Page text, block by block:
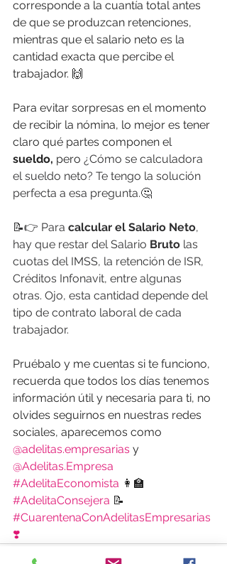
corresponde a la cuantía total antes
de que se produzcan retenciones,
mientras que el salario neto es la
cantidad exacta que percibe el
trabajador. 🙌
Para evitar sorpresas en el momento
de recibir la nómina, lo mejor es tener
claro qué partes componen el
sueldo, pero ¿Cómo se calculadora
el sueldo neto? Te tengo la solución
perfecta a esa pregunta.🤔
📝👉 Para calcular el Salario Neto,
hay que restar del Salario Bruto las
cuotas del IMSS, la retención de ISR,
Créditos Infonavit, entre algunas
otras. Ojo, esta cantidad depende del
tipo de contrato laboral de cada
trabajador.
Pruébalo y me cuentas si te funciono,
recuerda que todos los días tenemos
información útil y necesaria para ti, no
olvides seguirnos en nuestras redes
sociales, aparecemos como
@adelitas.empresarias y
@Adelitas.Empresa
#AdelitaEconomista 👩‍🏫
#AdelitaConsejera 📝
#CuarentenaConAdelitasEmpresarias
❣️